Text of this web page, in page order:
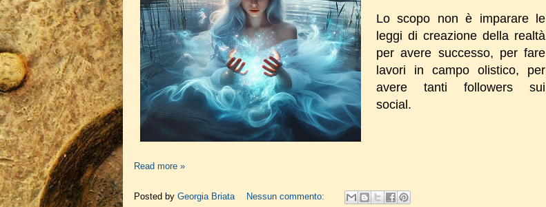
Lo scopo non è imparare le
leggi di creazione della realtà
per avere successo, per fare
lavori in campo olistico, per
avere tanti followers sui
social.
Read more »
Posted by Georgia Briata Nessun commento: